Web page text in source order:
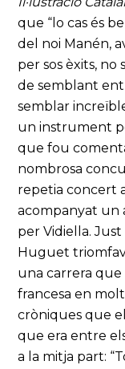
que “lo cas és
del noi Manén,
per sos èxits, no
de semblant
semblar
un instrument
que fou
nombrosa
repetia concert
acompanyat un
per Vidiella.
Huguet
una carrera que
francesa en
cròniques que
que era entre
a la mitja part: